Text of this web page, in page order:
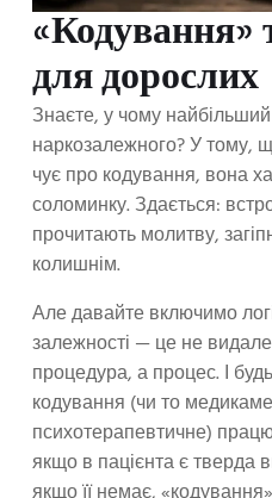
«Кодування»
для дорослих
Знаєте, у чому
наркозалежного? У тому,
чує про кодування, вона
соломинку. Здається:
прочитають молитву,
колишнім.
Але давайте включимо
залежності — це не
процедура, а процес. І
кодування (чи то
психотерапевтичне)
якщо в пацієнта є тверда